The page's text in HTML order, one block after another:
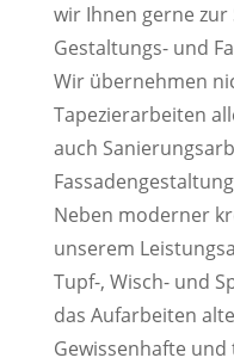
wir Ihnen gerne
Gestaltungs- und
Wir übernehmen
Tapezierarbeiten
auch
Neben moderner
unserem
Tupf-, Wisch- und
das Aufarbeiten
Gewissenhafte